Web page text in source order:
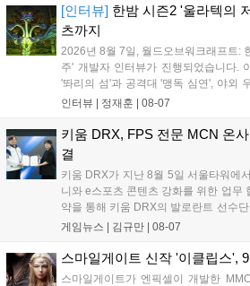
김영만 회장은 10년 만에 재추진되는
성과와 가치를 널리 알리는 권위 있는
고 밝혔습니다....
[인터뷰] 한밤 시즌2 '울라텍의
츠까지
2026년 8월 7일, 월드오브워크래프트:
주' 개발자 인터뷰가 진행되었습니다.
'똬리의 섬'과 공격대 '맹독 심연', 야외
'소굴'을 포함합니다. 개발진은 하우징
를 표했습니다....
인터뷰 | 정재훈 08-07
키움 DRX, FPS 전문 MCN 온
결
키움 DRX가 지난 8월 5일 서울타워에
니와 e스포츠 콘텐츠 강화를 위한 업무
약을 통해 키움 DRX의 발로란트 선수
이터 네트워크를 결합하여 정규 및 특
오프라인 연계 프로그램을 순차적으로
나설 계획이다....
게임뉴스 | 김규만 08-07
스마일게이트 신작 '이클립스',
스마일게이트가 엔픽셀이 개발한